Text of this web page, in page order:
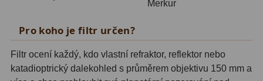
Ostatní18
Montáže99
Merkur
Pro koho je filtr určen?
Filtr ocení každý, kdo vlastní refraktor, reflektor nebo
katadioptrický dalekohled s průměrem objektivu 150 mm a